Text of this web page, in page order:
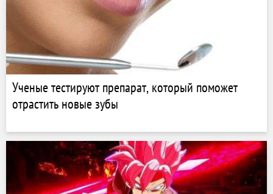
Ученые тестируют препарат, который поможет
отрастить новые зубы